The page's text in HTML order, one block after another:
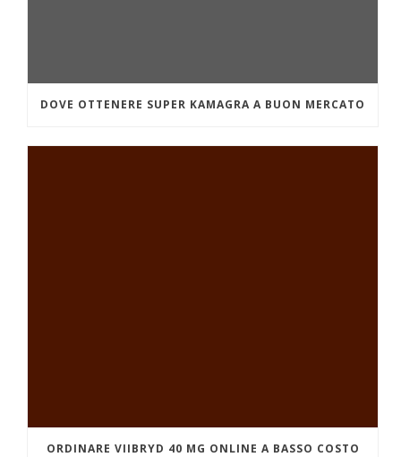
DOVE OTTENERE SUPER KAMAGRA A BUON MERCATO
ORDINARE VIIBRYD 40 MG ONLINE A BASSO COSTO